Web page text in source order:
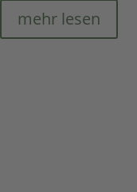
mehr lesen